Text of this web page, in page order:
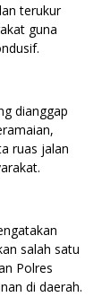
terukur
guna
dianggap
ruas jalan
salah satu
Polres
di daerah.